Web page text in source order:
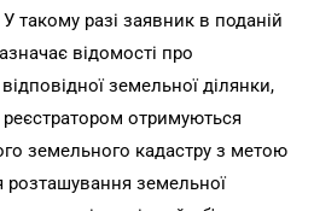
такому разі заявник в поданій
відомості про
земельної ділянки,
отримуються
земельного кадастру з метою
розташування земельної